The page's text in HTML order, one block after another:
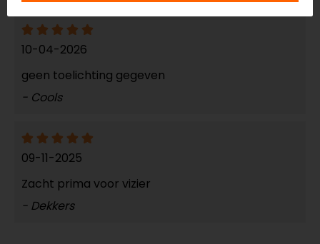
10-04-2026
geen toelichting gegeven
- Cools
09-11-2025
Zacht prima voor vizier
- Dekkers